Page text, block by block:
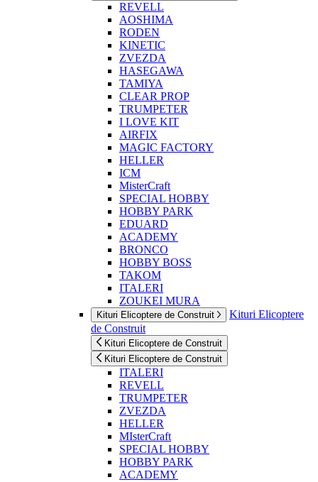
REVELL
AOSHIMA
RODEN
KINETIC
ZVEZDA
HASEGAWA
TAMIYA
CLEAR PROP
TRUMPETER
I LOVE KIT
AIRFIX
MAGIC FACTORY
HELLER
ICM
MisterCraft
SPECIAL HOBBY
HOBBY PARK
EDUARD
ACADEMY
BRONCO
HOBBY BOSS
TAKOM
ITALERI
ZOUKEI MURA
Kituri Elicoptere de Construit
Kituri Elicoptere
de Construit
Kituri Elicoptere de Construit
Kituri Elicoptere de Construit
ITALERI
REVELL
TRUMPETER
ZVEZDA
HELLER
MIsterCraft
SPECIAL HOBBY
HOBBY PARK
ACADEMY